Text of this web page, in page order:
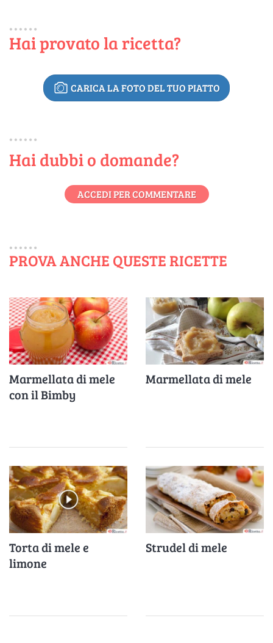
Hai provato la ricetta?
CARICA LA FOTO DEL TUO PIATTO
Hai dubbi o domande?
ACCEDI PER COMMENTARE
PROVA ANCHE QUESTE RICETTE
Marmellata di mele
con il Bimby
Marmellata di mele
Torta di mele e
limone
Strudel di mele